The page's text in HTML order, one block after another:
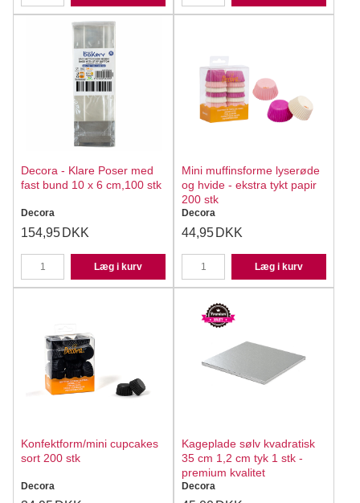
Decora - Klare Poser med
fast bund 10 x 6 cm,100 stk
Decora
154,95 DKK
Læg i kurv
Mini muffinsforme lyserøde
og hvide - ekstra tykt papir
200 stk
Decora
44,95 DKK
Læg i kurv
Konfektform/mini cupcakes
sort 200 stk
Decora
Kageplade sølv kvadratisk
35 cm 1,2 cm tyk 1 stk -
premium kvalitet
Decora